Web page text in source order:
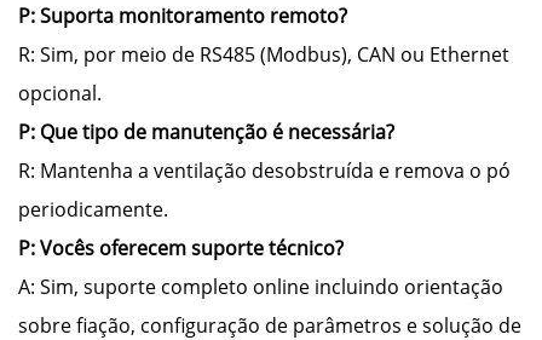
P: Suporta monitoramento remoto?
R: Sim, por meio de RS485 (Modbus), CAN ou Ethernet
opcional.
P: Que tipo de manutenção é necessária?
R: Mantenha a ventilação desobstruída e remova o pó
periodicamente.
P: Vocês oferecem suporte técnico?
A: Sim, suporte completo online incluindo orientação
sobre fiação, configuração de parâmetros e solução de